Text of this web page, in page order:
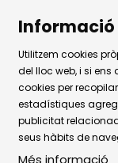
08002 Barcelona
Tel. 93 441 39 79
Horari d'atenció:
divendres de 9.30
Sitemap | Avís
Política de
Informació
Utilitzem cookies
del lloc web, i si
cookies per
estadístiques
publicitat
seus hàbits de
Més informació